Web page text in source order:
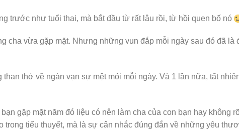
trước như tuổi thai, mà bắt đầu từ rất lâu rồi, từ hồi quen bố nó
cha vừa gặp mặt. Nhưng những vun đắp mỗi ngày sau đó đã là
thở về ngàn vạn sự mệt mỏi mỗi ngày. Và 1 lần nữa, tất
gặp mặt năm đó liệu có nên làm cha của con bạn hay không
trong tiểu thuyết, mà là sự cân nhắc đúng đắn về những yêu